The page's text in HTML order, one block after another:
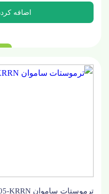
ترموستات ساموان SU105-KRRN